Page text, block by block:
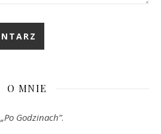
O MNIE
„Po Godzinach”.